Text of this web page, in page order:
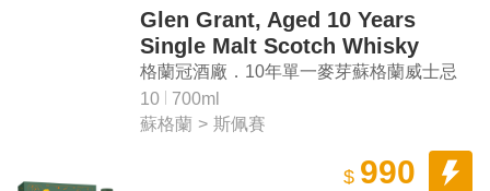
Glen Grant, Aged 10 Years
Single Malt Scotch Whisky
(Year of Dragon Gift Box)
格蘭冠酒廠．10年單一麥芽蘇格蘭威士忌
（龍年禮盒）
10
700ml
蘇格蘭 > 斯佩賽
$ 990